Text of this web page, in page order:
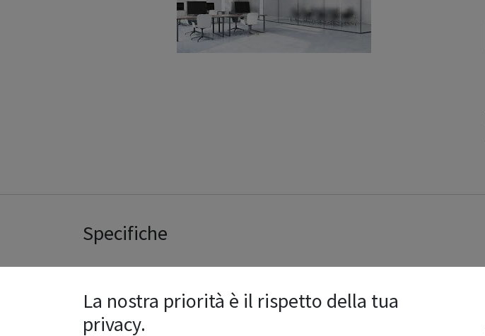
Specifiche
Length 50.0
La nostra priorità è il rispetto della tua
privacy.